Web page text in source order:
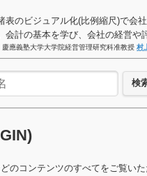
表のビジュアル化(比例縮尺)で会
会計の基本を学び、会社の経営や
應義塾大学大学院経営管理研究科准教授村
検
のコンテンツのすべてをご覧い